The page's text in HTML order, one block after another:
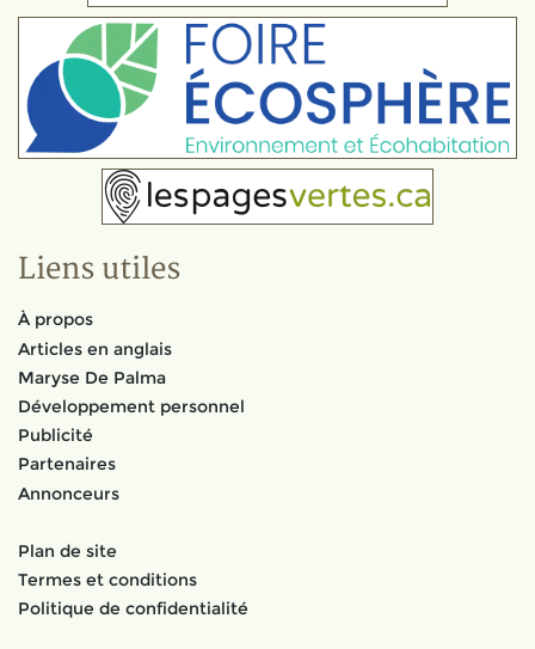
Liens utiles
À propos
Articles en anglais
Maryse De Palma
Développement personnel
Publicité
Partenaires
Annonceurs
Plan de site
Termes et conditions
Politique de confidentialité